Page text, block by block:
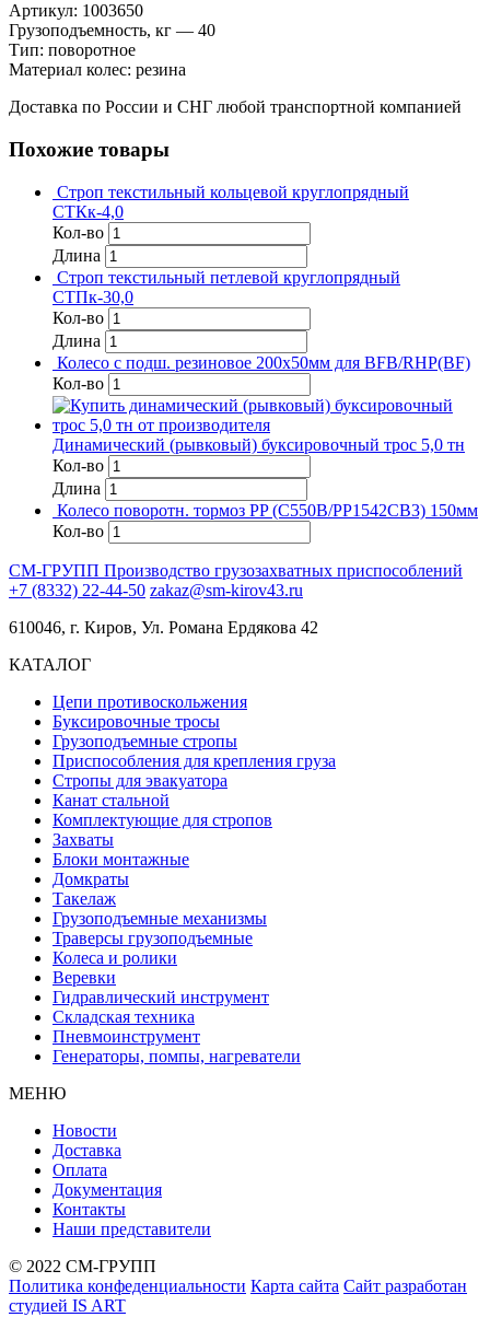
Артикул: 1003650
Грузоподъемность, кг — 40
Тип: поворотное
Материал колес: резина
Доставка по России и СНГ любой транспортной компанией
Похожие товары
Строп текстильный кольцевой круглопрядный
СТКк-4,0
Кол-во
Длина
Строп текстильный петлевой круглопрядный
СТПк-30,0
Кол-во
Длина
Колесо с подш. резиновое 200х50мм для BFB/RHP(BF)
Кол-во
Динамический (рывковый) буксировочный трос 5,0 тн
Кол-во
Длина
Колесо поворотн. тормоз PP (C550B/PP1542CB3) 150мм
Кол-во
СМ-ГРУПП Производство грузозахватных приспособлений
+7 (8332) 22-44-50 zakaz@sm-kirov43.ru
610046, г. Киров, Ул. Романа Ердякова 42
КАТАЛОГ
Цепи противоскольжения
Буксировочные тросы
Грузоподъемные стропы
Приспособления для крепления груза
Стропы для эвакуатора
Канат стальной
Комплектующие для стропов
Захваты
Блоки монтажные
Домкраты
Такелаж
Грузоподъемные механизмы
Траверсы грузоподъемные
Колеса и ролики
Веревки
Гидравлический инструмент
Складская техника
Пневмоинструмент
Генераторы, помпы, нагреватели
МЕНЮ
Новости
Доставка
Оплата
Документация
Контакты
Наши представители
© 2022 СМ-ГРУПП
Политика конфеденциальности Карта сайта Сайт разработан
студией IS ART